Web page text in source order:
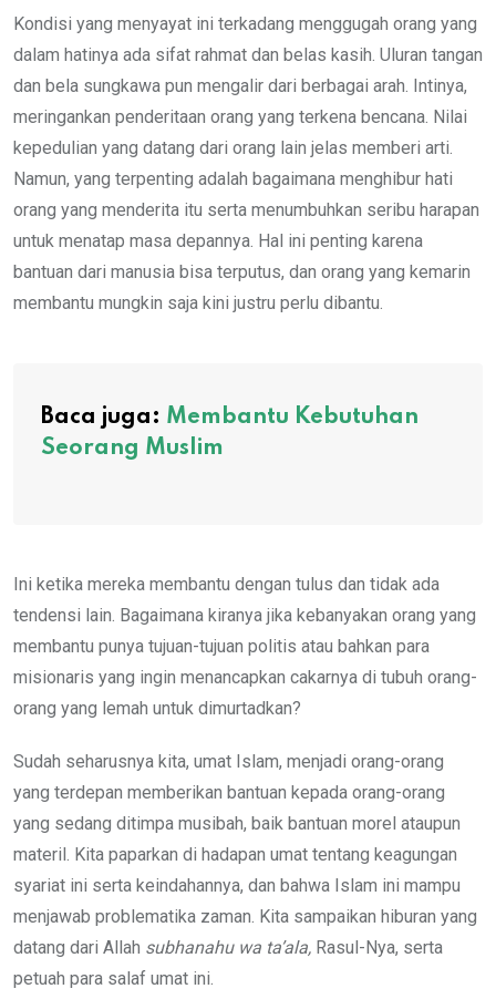
Kondisi yang menyayat ini terkadang menggugah orang yang
dalam hatinya ada sifat rahmat dan belas kasih. Uluran tangan
dan bela sungkawa pun mengalir dari berbagai arah. Intinya,
meringankan penderitaan orang yang terkena bencana. Nilai
kepedulian yang datang dari orang lain jelas memberi arti.
Namun, yang terpenting adalah bagaimana menghibur hati
orang yang menderita itu serta menumbuhkan seribu harapan
untuk menatap masa depannya. Hal ini penting karena
bantuan dari manusia bisa terputus, dan orang yang kemarin
membantu mungkin saja kini justru perlu dibantu.
Baca juga: Membantu Kebutuhan
Seorang Muslim
Ini ketika mereka membantu dengan tulus dan tidak ada
tendensi lain. Bagaimana kiranya jika kebanyakan orang yang
membantu punya tujuan-tujuan politis atau bahkan para
misionaris yang ingin menancapkan cakarnya di tubuh orang-
orang yang lemah untuk dimurtadkan?
Sudah seharusnya kita, umat Islam, menjadi orang-orang
yang terdepan memberikan bantuan kepada orang-orang
yang sedang ditimpa musibah, baik bantuan morel ataupun
materil. Kita paparkan di hadapan umat tentang keagungan
syariat ini serta keindahannya, dan bahwa Islam ini mampu
menjawab problematika zaman. Kita sampaikan hiburan yang
datang dari Allah subhanahu wa ta’ala, Rasul-Nya, serta
petuah para salaf umat ini.